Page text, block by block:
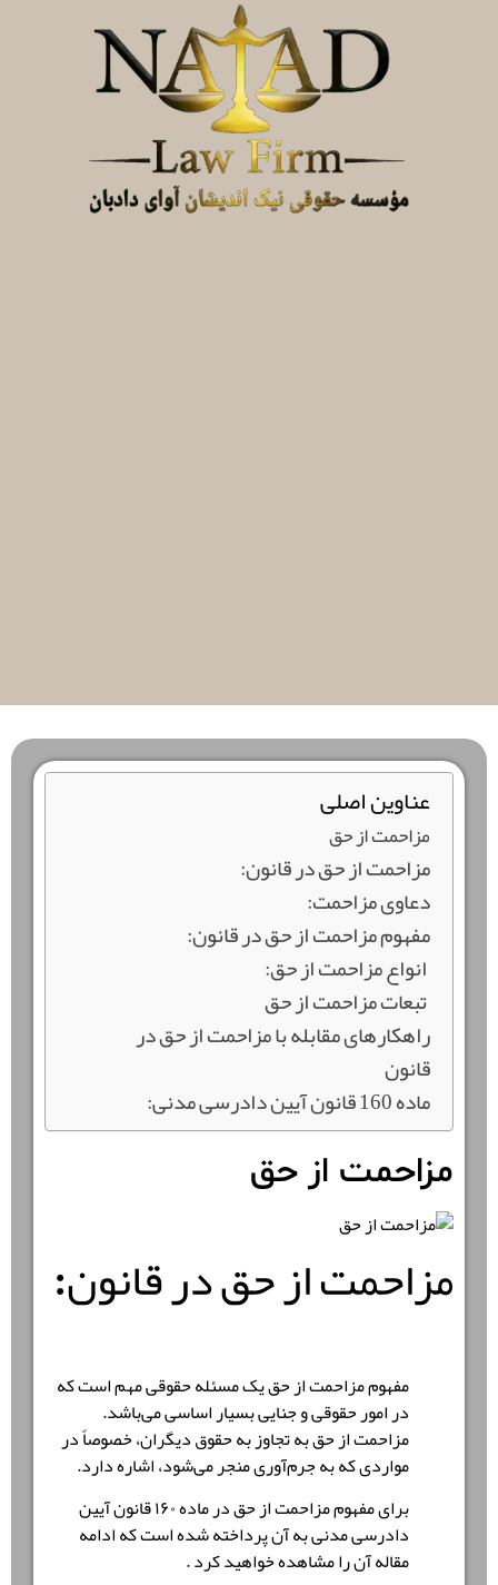
عناوین اصلی
مزاحمت از حق
مزاحمت از حق در قانون:
دعاوی مزاحمت:
مفهوم مزاحمت از حق در قانون:
انواع مزاحمت از حق:
تبعات مزاحمت از حق
راهکارهای مقابله با مزاحمت از حق در
قانون
ماده 160 قانون آیین دادرسی مدنی:
مزاحمت از حق
مزاحمت از حق در قانون:
مفهوم مزاحمت از حق یک مسئله حقوقی مهم است که
در امور حقوقی و جنایی بسیار اساسی می‌باشد.
مزاحمت از حق به تجاوز به حقوق دیگران، خصوصاً در
مواردی که به جرم‌آوری منجر می‌شود، اشاره دارد.
برای مفهوممزاحمت از حق در ماده ۱۶۰ قانون آیین
دادرسی مدنی به آن پرداخته شده است که ادامه
مقاله آن را مشاهده خواهید کرد .